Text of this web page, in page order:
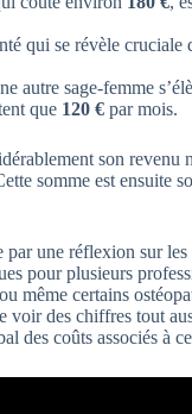
qui se révèle cruciale
autre sage-femme
que 120 € par mois.
son revenu
somme est ensuite
par une réflexion sur
pour plusieurs
même certains
voir des chiffres tout
des coûts associés à